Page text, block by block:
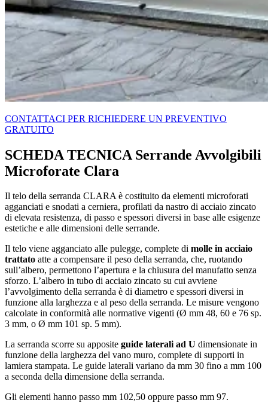
CONTATTACI PER RICHIEDERE UN PREVENTIVO
GRATUITO
SCHEDA TECNICA Serrande Avvolgibili
Microforate Clara
Il telo della serranda CLARA è costituito da elementi microforati
agganciati e snodati a cerniera, profilati da nastro di acciaio zincato
di elevata resistenza, di passo e spessori diversi in base alle esigenze
estetiche e alle dimensioni delle serrande.
Il telo viene agganciato alle pulegge, complete di molle in acciaio
trattato atte a compensare il peso della serranda, che, ruotando
sull’albero, permettono l’apertura e la chiusura del manufatto senza
sforzo. L’albero in tubo di acciaio zincato su cui avviene
l’avvolgimento della serranda è di diametro e spessori diversi in
funzione alla larghezza e al peso della serranda. Le misure vengono
calcolate in conformità alle normative vigenti (Ø mm 48, 60 e 76 sp.
3 mm, o Ø mm 101 sp. 5 mm).
La serranda scorre su apposite guide laterali ad U dimensionate in
funzione della larghezza del vano muro, complete di supporti in
lamiera stampata. Le guide laterali variano da mm 30 fino a mm 100
a seconda della dimensione della serranda.
Gli elementi hanno passo mm 102,50 oppure passo mm 97.